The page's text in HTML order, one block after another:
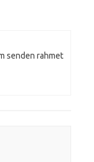
senden rahmet